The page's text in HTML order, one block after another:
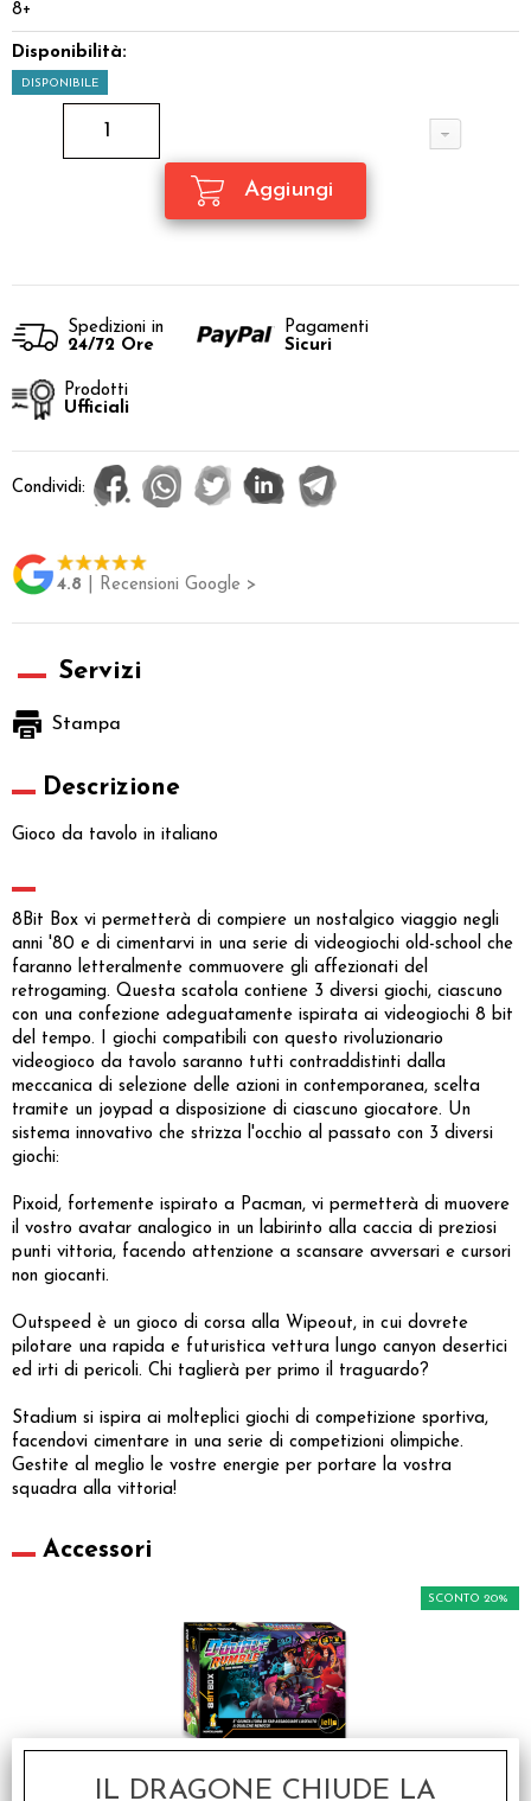
8+
Disponibilità:
DISPONIBILE
Spedizioni in
24/72 Ore
Pagamenti
Sicuri
Prodotti
Ufficiali
Condividi:
4.8 | Recensioni Google >
Servizi
Stampa
Descrizione
Gioco da tavolo in italiano
8Bit Box vi permetterà di compiere un nostalgico viaggio negli
anni '80 e di cimentarvi in una serie di videogiochi old-school che
faranno letteralmente commuovere gli affezionati del
retrogaming. Questa scatola contiene 3 diversi giochi, ciascuno
con una confezione adeguatamente ispirata ai videogiochi 8 bit
del tempo. I giochi compatibili con questo rivoluzionario
videogioco da tavolo saranno tutti contraddistinti dalla
meccanica di selezione delle azioni in contemporanea, scelta
tramite un joypad a disposizione di ciascuno giocatore. Un
sistema innovativo che strizza l'occhio al passato con 3 diversi
giochi:
Pixoid, fortemente ispirato a Pacman, vi permetterà di muovere
il vostro avatar analogico in un labirinto alla caccia di preziosi
punti vittoria, facendo attenzione a scansare avversari e cursori
non giocanti.
Outspeed è un gioco di corsa alla Wipeout, in cui dovrete
pilotare una rapida e futuristica vettura lungo canyon desertici
ed irti di pericoli. Chi taglierà per primo il traguardo?
Stadium si ispira ai molteplici giochi di competizione sportiva,
facendovi cimentare in una serie di competizioni olimpiche.
Gestite al meglio le vostre energie per portare la vostra
squadra alla vittoria!
Accessori
8 Bit Box: Double
SCONTO 20%
IL DRAGONE CHIUDE LA